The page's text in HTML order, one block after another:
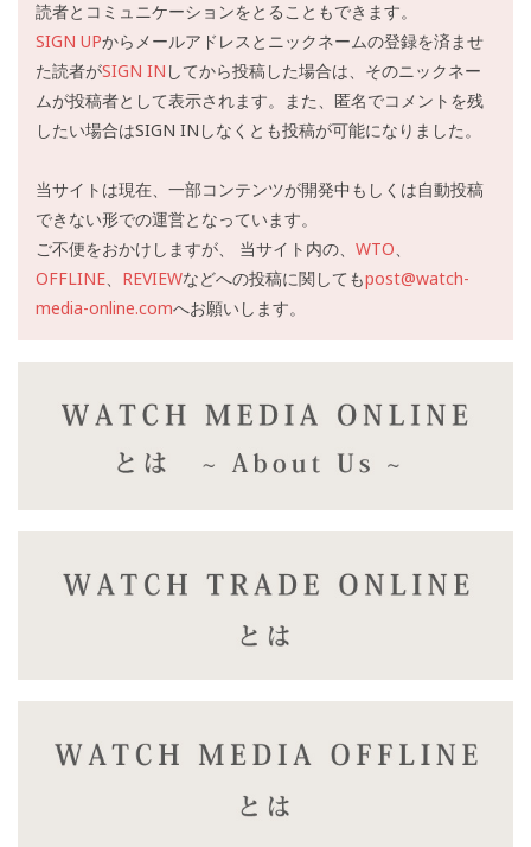
読者とコミュニケーションをとることもできます。
SIGN UPからメールアドレスとニックネームの登録を済ませ
た読者がSIGN IN してから投稿した場合は、そのニックネー
ムが投稿者として表示されます。また、匿名でコメントを残
したい場合はSIGN INしなくとも投稿が可能になりました。
当サイトは現在、一部コンテンツが開発中もしくは自動投稿
できない形での運営となっています。
ご不便をおかけしますが、 当サイト内の、 WTO
OFFLINE
REVIEWなどへの投稿に関してもpost@watch-
media-online.comへお願いします。